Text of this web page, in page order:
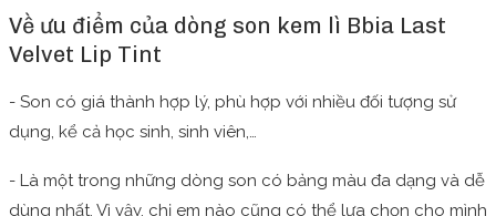
Về ưu điểm của dòng son kem lì Bbia Last
Velvet Lip Tint
- Son có giá thành hợp lý, phù hợp với nhiều đối tượng sử
dụng, kể cả học sinh, sinh viên,…
- Là một trong những dòng son có bảng màu đa dạng và dễ
dùng nhất. Vì vậy, chị em nào cũng có thể lựa chọn cho mình